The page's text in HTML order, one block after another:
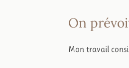
On
Mon travail